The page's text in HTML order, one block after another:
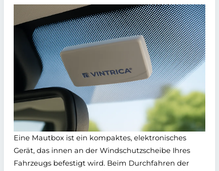
Eine Mautbox ist ein kompaktes, elektronisches
Gerät, das innen an der Windschutzscheibe Ihres
Fahrzeugs befestigt wird. Beim Durchfahren der